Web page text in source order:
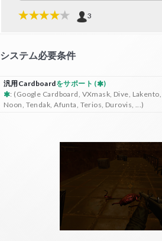
3
システム必要条件
汎用Cardboardをサポート (
)
: (Google Cardboard, VXmask, Dive,
Noon, Tendak, Afunta, Terios, Durovis, ...)